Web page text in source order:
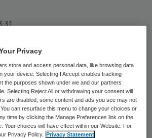
de nieuwe directeur
van Dimence Groep. Hij
bij de ggz-aanbieder.
van origine
Privacy
store and access personal data, like browsing data
your device. Selecting I Accept enables tracking
the purposes shown under we and our partners
Selecting Reject All or withdrawing your consent will
are disabled, some content and ads you see may not
can resurface this menu to change your choices or
time by clicking the Manage Preferences link on the
Your choices will have effect within our Website. For
Privacy Policy.
Privacy Statement